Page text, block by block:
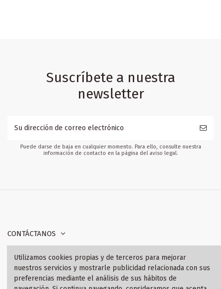
Suscríbete a nuestra
newsletter
Puede darse de baja en cualquier momento. Para ello, consulte nuestra
información de contacto en la página del aviso legal.
CONTÁCTANOS
INFORMACIÓN
SÍGANOS
Utilizamos cookies propias y de terceros para mejorar
nuestros servicios y mostrarle publicidad relacionada con sus
preferencias mediante el análisis de sus hábitos de